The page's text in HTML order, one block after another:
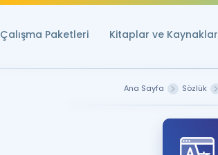
Çalışma Paketleri Kitaplar ve Kaynaklar
Ana Sayfa Sözlük